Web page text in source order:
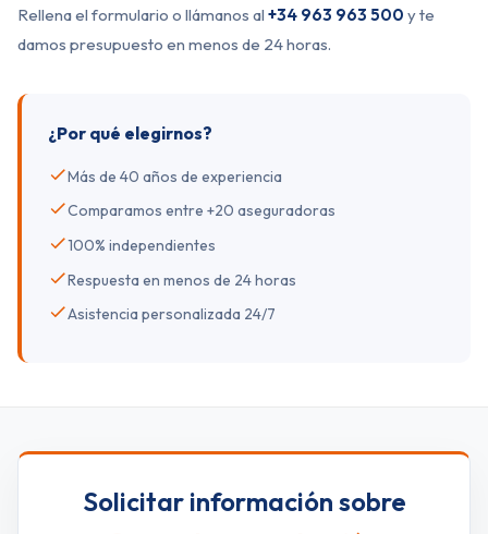
Rellena el formulario o llámanos al +34 963 963 500 y te
damos presupuesto en menos de 24 horas.
¿Por qué elegirnos?
Más de 40 años de experiencia
Comparamos entre +20 aseguradoras
100% independientes
Respuesta en menos de 24 horas
Asistencia personalizada 24/7
Solicitar información sobre